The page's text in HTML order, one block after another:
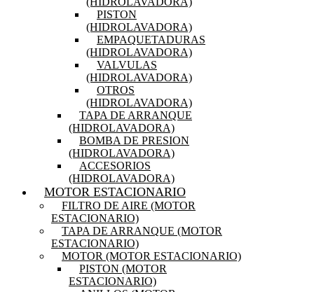
PISTON
(HIDROLAVADORA)
EMPAQUETADURAS
(HIDROLAVADORA)
VALVULAS
(HIDROLAVADORA)
OTROS
(HIDROLAVADORA)
TAPA DE ARRANQUE
(HIDROLAVADORA)
BOMBA DE PRESION
(HIDROLAVADORA)
ACCESORIOS
(HIDROLAVADORA)
MOTOR ESTACIONARIO
FILTRO DE AIRE (MOTOR
ESTACIONARIO)
TAPA DE ARRANQUE (MOTOR
ESTACIONARIO)
MOTOR (MOTOR ESTACIONARIO)
PISTON (MOTOR
ESTACIONARIO)